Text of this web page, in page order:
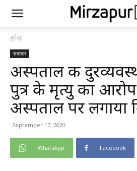
होम
समाचार
अस्पताल की
पुत्र के मृत्यु का
अस्पताल पर लगाया
September 17, 2020
WhatsApp Facebook